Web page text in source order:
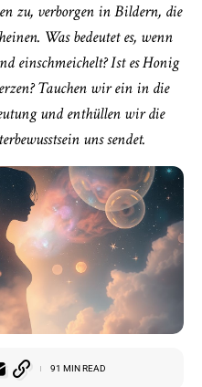
zu, verborgen in Bildern, die
Was bedeutet es, wenn
einschmeichelt? Ist es Honig
Tauchen wir ein in die
und enthüllen wir die
uns sendet.
91 MIN READ